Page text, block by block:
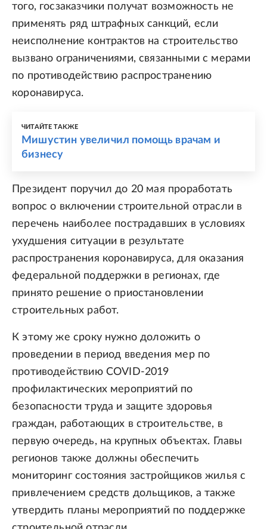
того, госзаказчики получат возможность не
применять ряд штрафных санкций, если
неисполнение контрактов на строительство
вызвано ограничениями, связанными с мерами
по противодействию распространению
коронавируса.
ЧИТАЙТЕ ТАКЖЕ
Мишустин увеличил помощь врачам и
бизнесу
Президент поручил до 20 мая проработать
вопрос о включении строительной отрасли в
перечень наиболее пострадавших в условиях
ухудшения ситуации в результате
распространения коронавируса, для оказания
федеральной поддержки в регионах, где
принято решение о приостановлении
строительных работ.
К этому же сроку нужно доложить о
проведении в период введения мер по
противодействию COVID-2019
профилактических мероприятий по
безопасности труда и защите здоровья
граждан, работающих в строительстве, в
первую очередь, на крупных объектах. Главы
регионов также должны обеспечить
мониторинг состояния застройщиков жилья с
привлечением средств дольщиков, а также
утвердить планы мероприятий по поддержке